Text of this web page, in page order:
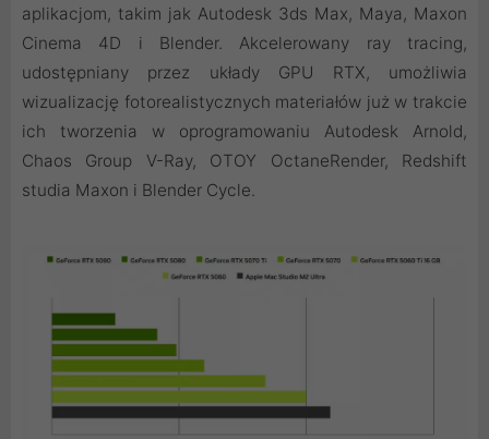
aplikacjom, takim jak Autodesk 3ds Max, Maya, Maxon
Cinema 4D i Blender. Akcelerowany ray tracing,
udostępniany przez układy GPU RTX, umożliwia
wizualizację fotorealistycznych materiałów już w trakcie
ich tworzenia w oprogramowaniu Autodesk Arnold,
Chaos Group V-Ray, OTOY OctaneRender, Redshift
studia Maxon i Blender Cycle.